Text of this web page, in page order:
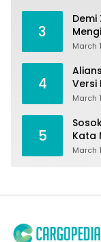
3
Demi
March
4
Versi
March
5
Kata
March